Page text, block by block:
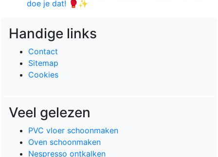
doe je dat! 🥊✨
Handige links
Contact
Sitemap
Cookies
Veel gelezen
PVC vloer schoonmaken
Oven schoonmaken
Nespresso ontkalken